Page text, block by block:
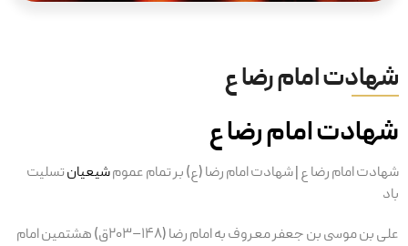
شهادت امام رضا ع
شهادت امام رضا ع
شهادت امام رضا ع | شهادت امام رضا (ع) بر تمام عمومشیعیانتسلیت
باد
علی بن موسی بن جعفر معروف به امام رضا (۱۴۸–۲۰۳ق) هشتمین امام